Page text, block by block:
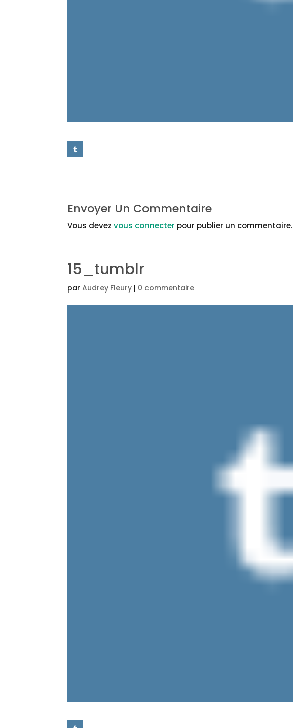
Envoyer Un Commentaire
Vous devezvous connecter pour publier un commentaire.
15_tumblr
parAudrey Fleury | 0 commentaire